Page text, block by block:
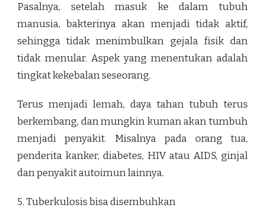
Pasalnya, setelah masuk ke dalam tubuh
manusia, bakterinya akan menjadi tidak aktif,
sehingga tidak menimbulkan gejala fisik dan
tidak menular. Aspek yang menentukan adalah
tingkat kekebalan seseorang.
Terus menjadi lemah, daya tahan tubuh terus
berkembang, dan mungkin kuman akan tumbuh
menjadi penyakit. Misalnya pada orang tua,
penderita kanker, diabetes, HIV atau AIDS, ginjal
dan penyakit autoimun lainnya.
5. Tuberkulosis bisa disembuhkan